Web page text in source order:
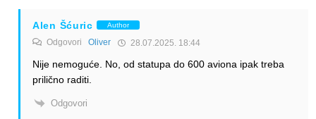
Alen Šćuric Author
Odgovori Oliver 28.07.2025. 18:44
Nije nemoguće. No, od statupa do 600 aviona ipak treba
prilično raditi.
Odgovori